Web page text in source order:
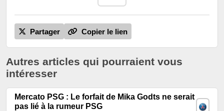
Partager Copier le lien
Autres articles qui pourraient vous
intéresser
Mercato PSG : Le forfait de Mika Godts ne serait
pas lié à la rumeur PSG